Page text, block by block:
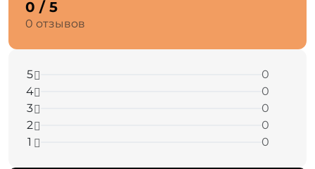
0 / 5
0 отзывов
5
0
4
0
3
0
2
0
1
0